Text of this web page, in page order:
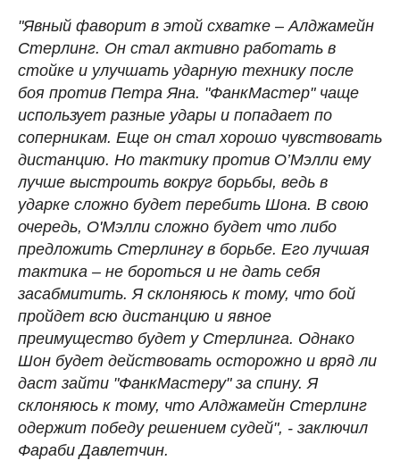
"Явный фаворит в этой схватке – Алджамейн
Стерлинг. Он стал активно работать в
стойке и улучшать ударную технику после
боя против Петра Яна. "ФанкМастер" чаще
использует разные удары и попадает по
соперникам. Еще он стал хорошо чувствовать
дистанцию. Но тактику против О’Мэлли ему
лучше выстроить вокруг борьбы, ведь в
ударке сложно будет перебить Шона. В свою
очередь, О'Мэлли сложно будет что либо
предложить Стерлингу в борьбе. Его лучшая
тактика – не бороться и не дать себя
засабмитить. Я склоняюсь к тому, что бой
пройдет всю дистанцию и явное
преимущество будет у Стерлинга. Однако
Шон будет действовать осторожно и вряд ли
даст зайти "ФанкМастеру" за спину. Я
склоняюсь к тому, что Алджамейн Стерлинг
одержит победу решением судей", - заключил
Фараби Давлетчин.